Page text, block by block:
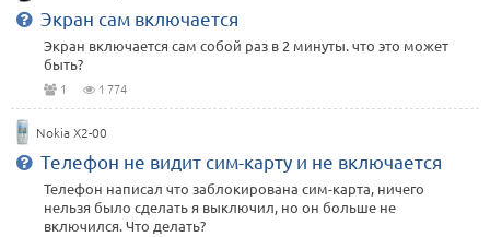
Экран сам включается
Экран включается сам собой раз в 2 минуты. что это может
быть?
1 1 774
Nokia X2-00
Телефон не видит сим-карту и не включается
Телефон написал что заблокирована сим-карта, ничего
нельзя было сделать я выключил, но он больше не
включился. Что делать?